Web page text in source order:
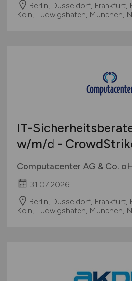
Berlin, Düsseldorf, Frankfurt,
Köln, Ludwigshafen, München,
IT-
w/m/d -
Computacenter AG & Co.
31.07.2026
Berlin, Düsseldorf, Frankfurt,
Köln, Ludwigshafen, München,